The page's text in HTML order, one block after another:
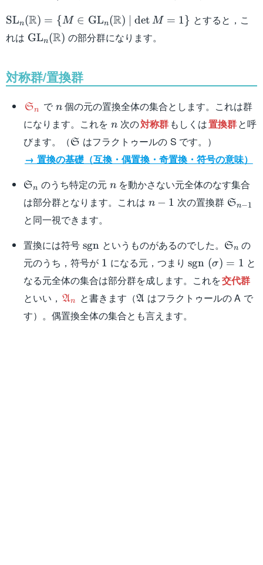
\neq
0
\mathrm{SL}_n
(\mathbb{R}) =
\{ M \in
(\mathbb{R})
\mid \det M = 1
SLn(R) = {M ∈ GLn(R) det M = 1} とすると，こ
れは \mathrm{GL}_n
GLn(R) の部分群になります。
対称群/置換群
\mathfrak{S}_n
Sn で n
n個の元の置換全体の集合とします。これは群
になります。これを n
n次の対称群 もしくは置換群と呼
びます。（\mathfrak{S}
S はフラクトゥールの S です。）
→ 置換の基礎（互換・偶置換・奇置換・符号の意味）
\mathfrak{S}_n
Sn のうち特定の元 n
nを動かさない元全体のなす集合
は部分群となります。これは n-
n − 1 次の置換群 Sn−1
と同一視できます。
置換には符号 \mathrm{sgn}
sgn というものがあるのでした。 Sn の
元のうち，符号が 1
1 になる元，つまり
(\sigma) = 1
sgn (σ) = 1 と
なる元全体の集合は部分群を成します。これを交代群
といい， \mathfrak{A}_n
An と書きます（\mathfrak{A}
Aはフラクトゥールの A で
す）。偶置換全体の集合とも言えます。